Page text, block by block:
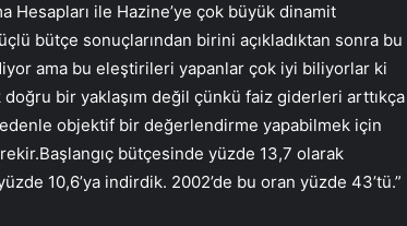
Hesapları ile Hazine’ye çok büyük dinamit
bütçe sonuçlarından birini açıkladıktan sonra bu
ama bu eleştirileri yapanlar çok iyi biliyorlar ki
bir yaklaşım değil çünkü faiz giderleri arttıkça
objektif bir değerlendirme yapabilmek için
​​bütçesinde yüzde 13,7 olarak
10,6’ya indirdik. 2002’de bu oran yüzde 43’tü.”